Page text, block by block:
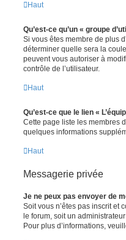
Haut
Qu’est-ce qu’un « groupe
Si vous êtes membre de plus
déterminer quelle sera la
peuvent vous autoriser à
contrôle de l’utilisateur.
Haut
Qu’est-ce que le lien «
Cette page liste les membres
quelques informations
Haut
Messagerie privée
Je ne peux pas envoyer de
Soit vous n’êtes pas inscrit et
le forum, soit un
Pour plus d’informations,